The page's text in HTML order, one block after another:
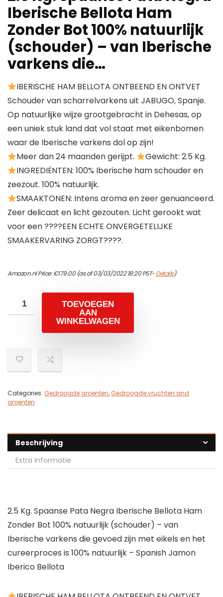
Iberische Bellota Ham
Zonder Bot 100% natuurlijk
(schouder) – van Iberische
varkens die…
IBERISCHE HAM BELLOTA ONTBEEND EN ONTVET
Schouder van scharrelvarkens uit JABUGO, Spanje.
Op natuurlijke wijze grootgebracht in Dehesas, op
een uniek stuk land dat vol staat met eikenbomen
waar de Iberische varkens dol op zijn!
Meer dan 24 maanden gerijpt.
Gewicht: 2.5 Kg.
INGREDIËNTEN: 100% Iberische ham schouder en
zeezout. 100% natuurlijk.
SMAAKTONEN: Intens aroma en zeer genuanceerd.
Zeer delicaat en licht gezouten. Licht gerookt wat
voor een ????EEN ECHTE ONVERGETELIJKE
SMAAKERVARING ZORGT????.
Amazon.nl Price:€179.00(as of 03/03/2022 18:20 PST-Details)
TOEVOEGEN
AAN
WINKELWAGEN
Categories: Gedroogde groenten, Gedroogde vruchten and
groenten
Beschrijving
Extra informatie
2.5 Kg. Spaanse Pata Negra Iberische Bellota Ham
Zonder Bot 100% natuurlijk (schouder) – van
Iberische varkens die gevoed zijn met eikels en het
cureerproces is 100% natuurlijk – Spanish Jamon
Iberico Bellota